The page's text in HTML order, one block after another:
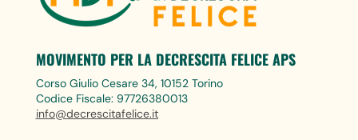
MOVIMENTO PER LA DECRESCITA FELICE APS
Corso Giulio Cesare 34, 10152 Torino
Codice Fiscale: 97726380013
info@decrescitafelice.it